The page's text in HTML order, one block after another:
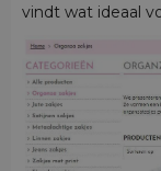
vindt wat ideaal